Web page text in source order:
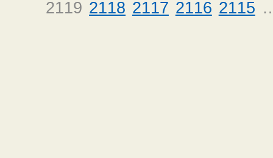
2119 2118 2117 2116 2115